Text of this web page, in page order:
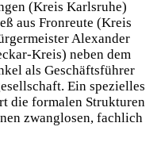
(Kreis Karlsruhe)
aus Fronreute (Kreis
Alexander
Kreis) neben dem
als Geschäftsführer
Ein spezielles
die formalen Strukturen
zwanglosen, fachlich